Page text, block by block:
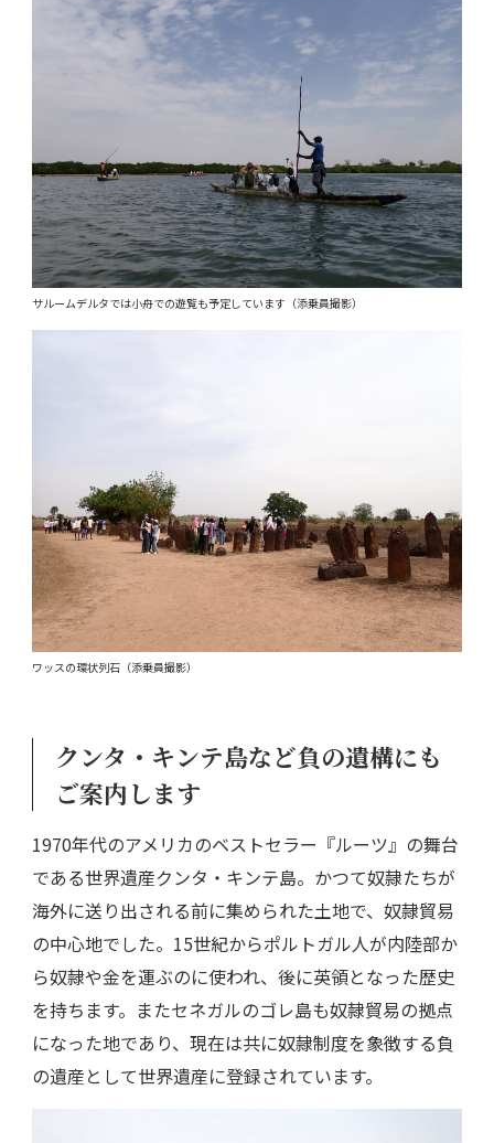
サルームデルタでは小舟での遊覧も予定しています（添乗員撮影）
ワッスの環状列石（添乗員撮影）
クンタ・キンテ島など負の遺構にも
ご案内します
1970年代のアメリカのベストセラー『ルーツ』の舞台
である世界遺産クンタ・キンテ島。かつて奴隷たちが
海外に送り出される前に集められた土地で、奴隷貿易
の中心地でした。15世紀からポルトガル人が内陸部か
ら奴隷や金を運ぶのに使われ、後に英領となった歴史
を持ちます。またセネガルのゴレ島も奴隷貿易の拠点
になった地であり、現在は共に奴隷制度を象徴する負
の遺産として世界遺産に登録されています。